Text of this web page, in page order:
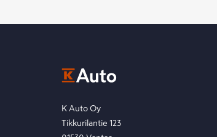
K Auto Oy
Tikkurilantie 123